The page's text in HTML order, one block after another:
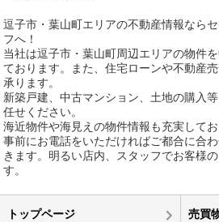
逗子市・葉山町エリアの不動産情報なら
フへ！
当社は逗子市・葉山町周辺エリアの物件
ております。また、住宅ローンや不動産
承ります。
新築戸建、中古マンション、土地の購入
任せください。
海近物件や海見えの物件情報も充実してお
事前にお電話をいただければご都合に合
きます。明るい店内、スタッフでお客様
す。
トップページ 売買